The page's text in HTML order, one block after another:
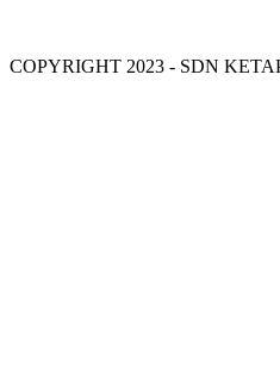
COPYRIGHT 2023 - SDN